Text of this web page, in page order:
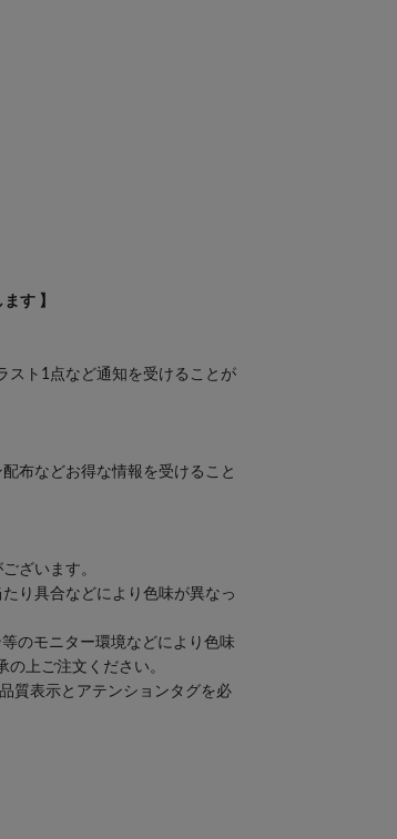
す 】
スト1点など通知を受けることが
布などお得な情報を受けること
ざいます。
り具合などにより色味が異なっ
のモニター環境などにより色味
の上ご注文ください。
質表示とアテンションタグを必